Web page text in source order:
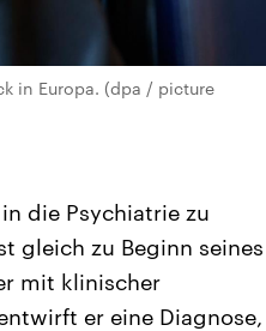
in Europa. (dpa / picture
die Psychiatrie zu
gleich zu Beginn seines
mit klinischer
er eine Diagnose,